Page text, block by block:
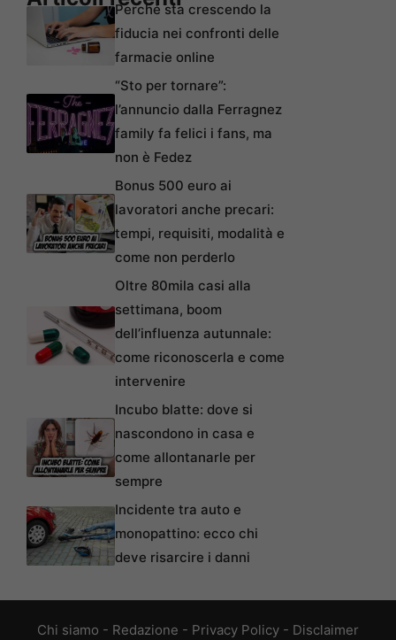
Perché sta crescendo la
fiducia nei confronti delle
farmacie online
“Sto per tornare”:
l’annuncio dalla Ferragnez
family fa felici i fans, ma
non è Fedez
Bonus 500 euro ai
lavoratori anche precari:
tempi, requisiti, modalità e
come non perderlo
Oltre 80mila casi alla
settimana, boom
dell’influenza autunnale:
come riconoscerla e come
intervenire
Incubo blatte: dove si
nascondono in casa e
come allontanarle per
sempre
Incidente tra auto e
monopattino: ecco chi
deve risarcire i danni
Chi siamo - Redazione - Privacy Policy - Disclaimer